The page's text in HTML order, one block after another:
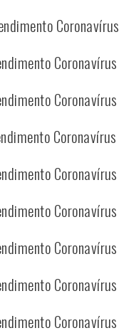
Coronavírus
Coronavírus
Coronavírus
Coronavírus
Coronavírus
Coronavírus
Coronavírus
Coronavírus
Coronavírus